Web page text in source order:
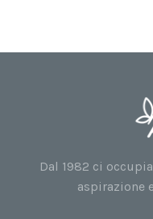
Dal 1982 ci
aspirazione